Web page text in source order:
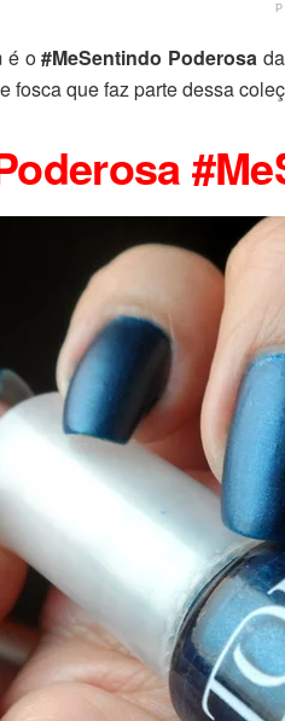
é o#MeSentindo Poderosa da
fosca que faz parte dessa